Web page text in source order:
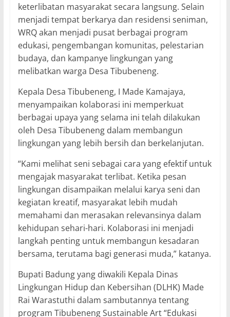
keterlibatan masyarakat secara langsung. Selain
menjadi tempat berkarya dan residensi seniman,
WRQ akan menjadi pusat berbagai program
edukasi, pengembangan komunitas, pelestarian
budaya, dan kampanye lingkungan yang
melibatkan warga Desa Tibubeneng.
Kepala Desa Tibubeneng, I Made Kamajaya,
menyampaikan kolaborasi ini memperkuat
berbagai upaya yang selama ini telah dilakukan
oleh Desa Tibubeneng dalam membangun
lingkungan yang lebih bersih dan berkelanjutan.
“Kami melihat seni sebagai cara yang efektif untuk
mengajak masyarakat terlibat. Ketika pesan
lingkungan disampaikan melalui karya seni dan
kegiatan kreatif, masyarakat lebih mudah
memahami dan merasakan relevansinya dalam
kehidupan sehari-hari. Kolaborasi ini menjadi
langkah penting untuk membangun kesadaran
bersama, terutama bagi generasi muda,” katanya.
Bupati Badung yang diwakili Kepala Dinas
Lingkungan Hidup dan Kebersihan (DLHK) Made
Rai Warastuthi dalam sambutannya tentang
program Tibubeneng Sustainable Art “Edukasi